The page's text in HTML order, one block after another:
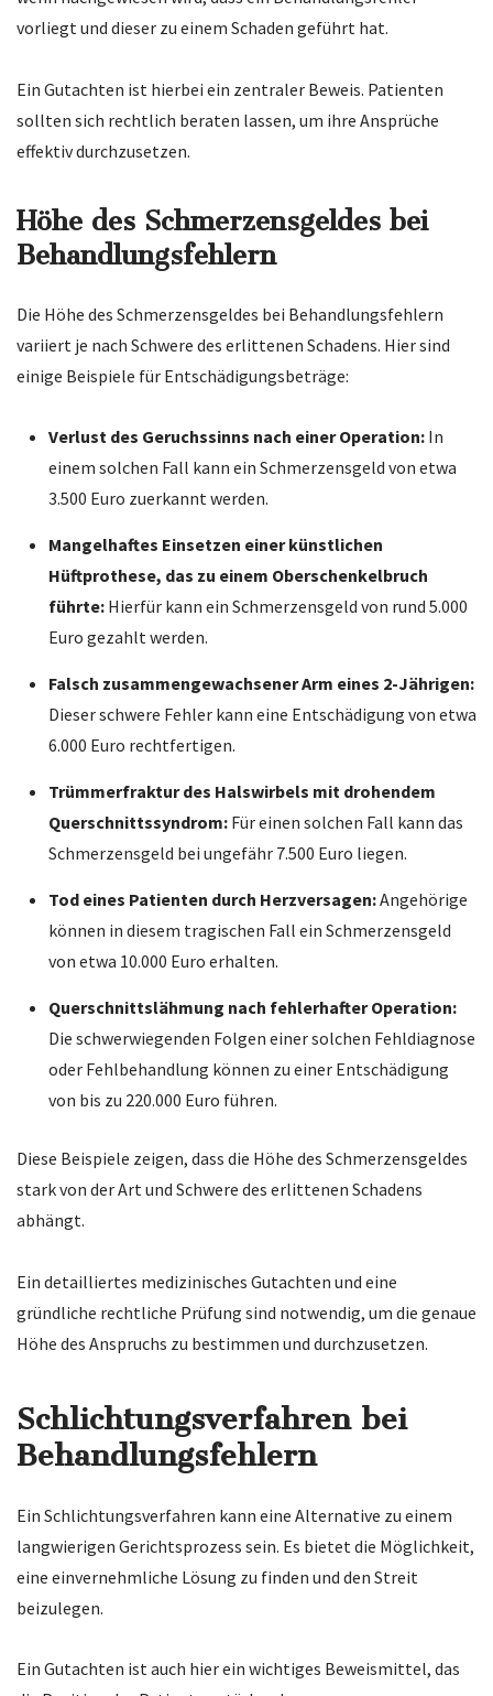
vorliegt und dieser zu einem Schaden geführt hat.
Ein Gutachten ist hierbei ein zentraler Beweis. Patienten
sollten sich rechtlich beraten lassen, um ihre Ansprüche
effektiv durchzusetzen.
Höhe des Schmerzensgeldes bei
Behandlungsfehlern
Die Höhe des Schmerzensgeldes bei Behandlungsfehlern
variiert je nach Schwere des erlittenen Schadens. Hier sind
einige Beispiele für Entschädigungsbeträge:
Verlust des Geruchssinns nach einer Operation:In
einem solchen Fall kann ein Schmerzensgeld von etwa
3.500 Euro zuerkannt werden.
Mangelhaftes Einsetzen einer künstlichen
Hüftprothese, das zu einem Oberschenkelbruch
führte:Hierfür kann ein Schmerzensgeld von rund 5.000
Euro gezahlt werden.
Falsch zusammengewachsener Arm eines 2-Jährigen:
Dieser schwere Fehler kann eine Entschädigung von etwa
6.000 Euro rechtfertigen.
Trümmerfraktur des Halswirbels mit drohendem
Querschnittssyndrom:Für einen solchen Fall kann das
Schmerzensgeld bei ungefähr 7.500 Euro liegen.
Tod eines Patienten durch Herzversagen:Angehörige
können in diesem tragischen Fall ein Schmerzensgeld
von etwa 10.000 Euro erhalten.
Querschnittslähmung nach fehlerhafter Operation:
Die schwerwiegenden Folgen einer solchen Fehldiagnose
oder Fehlbehandlung können zu einer Entschädigung
von bis zu 220.000 Euro führen.
Diese Beispiele zeigen, dass die Höhe des Schmerzensgeldes
stark von der Art und Schwere des erlittenen Schadens
abhängt.
Ein detailliertes medizinisches Gutachten und eine
gründliche rechtliche Prüfung sind notwendig, um die genaue
Höhe des Anspruchs zu bestimmen und durchzusetzen.
Schlichtungsverfahren bei
Behandlungsfehlern
Ein Schlichtungsverfahren kann eine Alternative zu einem
langwierigen Gerichtsprozess sein. Es bietet die Möglichkeit,
eine einvernehmliche Lösung zu finden und den Streit
beizulegen.
Ein Gutachten ist auch hier ein wichtiges Beweismittel, das